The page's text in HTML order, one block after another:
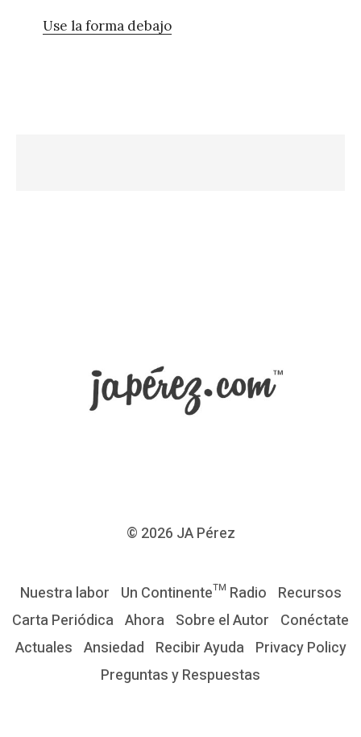
Use la forma debajo
© 2026 JA Pérez
Nuestra labor Un Continente™ Radio Recursos
Carta Periódica Ahora Sobre el Autor Conéctate
Actuales Ansiedad Recibir Ayuda Privacy Policy
Preguntas y Respuestas